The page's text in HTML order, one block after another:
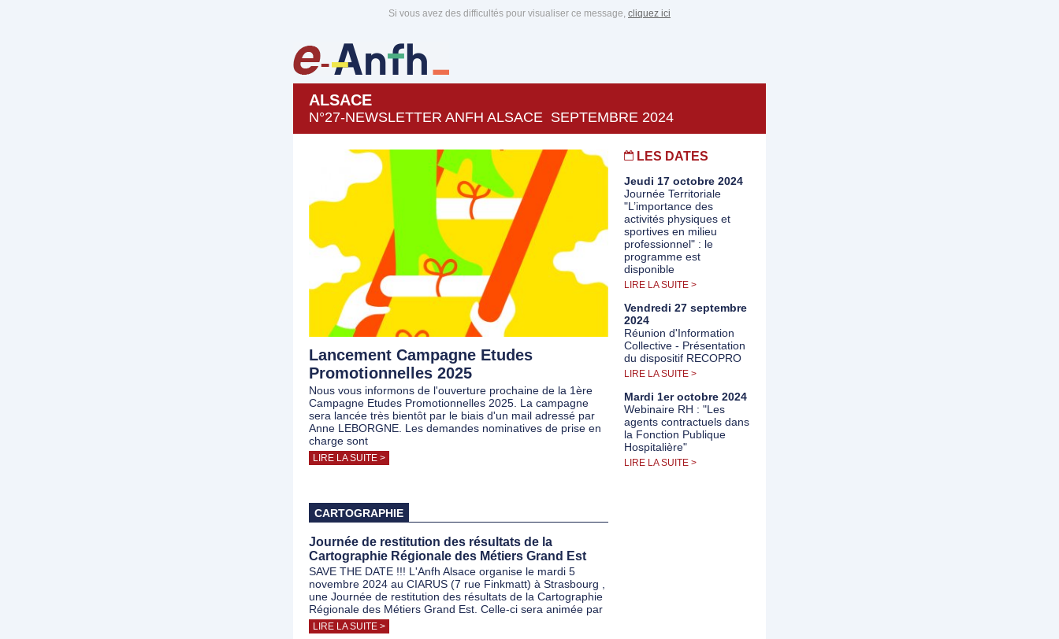
Si vous avez des difficultés pour visualiser ce message, cliquez ici
ALSACE
N°27-NEWSLETTER ANFH ALSACE SEPTEMBRE 2024
Lancement Campagne Etudes
Promotionnelles 2025
Nous vous informons de l'ouverture prochaine de la 1ère
Campagne Etudes Promotionnelles 2025. La campagne
sera lancée très bientôt par le biais d'un mail adressé par
Anne LEBORGNE. Les demandes nominatives de prise en
charge sont
LIRE LA SUITE >
CARTOGRAPHIE
Journée de restitution des résultats de la
Cartographie Régionale des Métiers Grand Est
SAVE THE DATE !!! L'Anfh Alsace organise le mardi 5
novembre 2024 au CIARUS (7 rue Finkmatt) à Strasbourg ,
une Journée de restitution des résultats de la Cartographie
Régionale des Métiers Grand Est. Celle-ci sera animée par
LIRE LA SUITE >
LES DATES
Jeudi 17 octobre 2024
Journée Territoriale
"L’importance des
activités physiques et
sportives en milieu
professionnel" : le
programme est
disponible
LIRE LA SUITE >
Vendredi 27 septembre
2024
Réunion d'Information
Collective - Présentation
du dispositif RECOPRO
LIRE LA SUITE >
Mardi 1er octobre 2024
Webinaire RH : "Les
agents contractuels dans
la Fonction Publique
Hospitalière"
LIRE LA SUITE >